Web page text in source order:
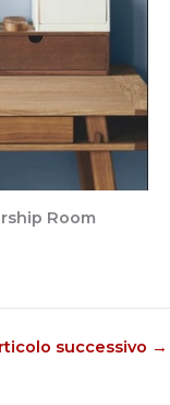
Room
successivo →